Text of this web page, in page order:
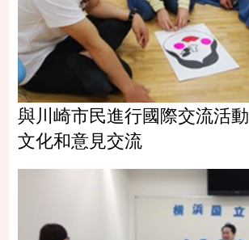
與川崎市民進行國際交流活
文化和意見交流